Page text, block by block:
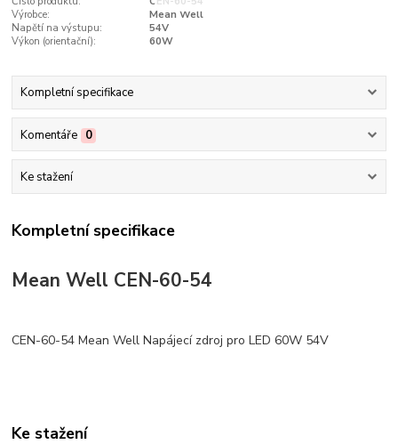
Výrobce:
Mean Well
Napětí na výstupu:
54V
Výkon (orientační):
60W
Kompletní specifikace
Komentáře 0
Ke stažení
Kompletní specifikace
Mean Well CEN-60-54
CEN-60-54 Mean Well Napájecí zdroj pro LED 60W 54V
Ke stažení